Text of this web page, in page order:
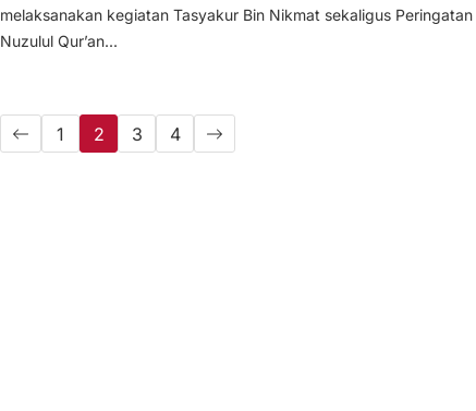
melaksanakan kegiatan Tasyakur Bin Nikmat sekaligus Peringatan
Nuzulul Qur’an...
1 2 3 4